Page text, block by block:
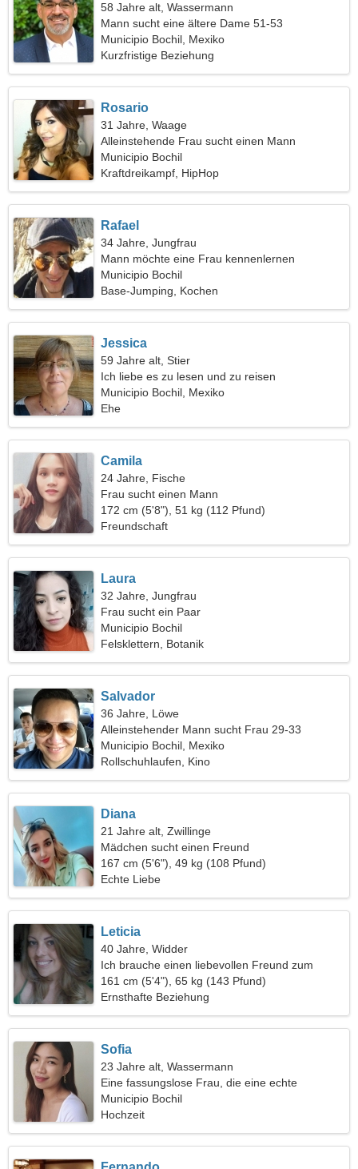
58 Jahre alt, Wassermann
Mann sucht eine ältere Dame 51-53
Municipio Bochil, Mexiko
Kurzfristige Beziehung
Rosario
31 Jahre, Waage
Alleinstehende Frau sucht einen Mann
Municipio Bochil
Kraftdreikampf, HipHop
Rafael
34 Jahre, Jungfrau
Mann möchte eine Frau kennenlernen
Municipio Bochil
Base-Jumping, Kochen
Jessica
59 Jahre alt, Stier
Ich liebe es zu lesen und zu reisen
Municipio Bochil, Mexiko
Ehe
Camila
24 Jahre, Fische
Frau sucht einen Mann
172 cm (5'8"), 51 kg (112 Pfund)
Freundschaft
Laura
32 Jahre, Jungfrau
Frau sucht ein Paar
Municipio Bochil
Felsklettern, Botanik
Salvador
36 Jahre, Löwe
Alleinstehender Mann sucht Frau 29-33
Municipio Bochil, Mexiko
Rollschuhlaufen, Kino
Diana
21 Jahre alt, Zwillinge
Mädchen sucht einen Freund
167 cm (5'6"), 49 kg (108 Pfund)
Echte Liebe
Leticia
40 Jahre, Widder
Ich brauche einen liebevollen Freund zum
Campen
161 cm (5'4"), 65 kg (143 Pfund)
Ernsthafte Beziehung
Sofia
23 Jahre alt, Wassermann
Eine fassungslose Frau, die eine echte
Beziehung sucht
Municipio Bochil
Hochzeit